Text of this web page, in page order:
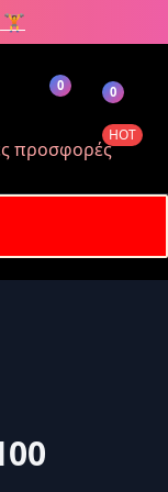
🏋️
0 0
προσφορές
HOT